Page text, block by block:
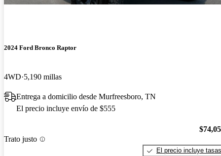
2024 Ford Bronco Raptor
4WD 5,190 millas
Entrega a domicilio desde Murfreesboro, TN
El precio incluye envío de $555
Trato justo
El precio incluye tasas